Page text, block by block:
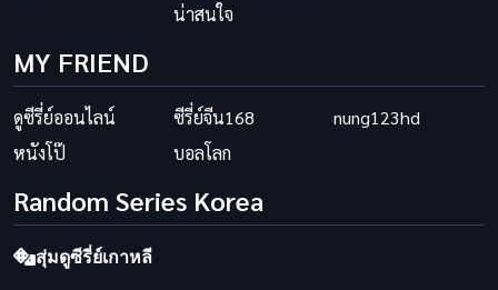
น่าสนใจ
MY FRIEND
ดูซีรี่ย์ออนไลน์ ซีรี่ย์จีน168
nung123hd
หนังโป๊
บอลโลก
Random Series Korea
สุ่มดูซีรี่ย์เกาหลี